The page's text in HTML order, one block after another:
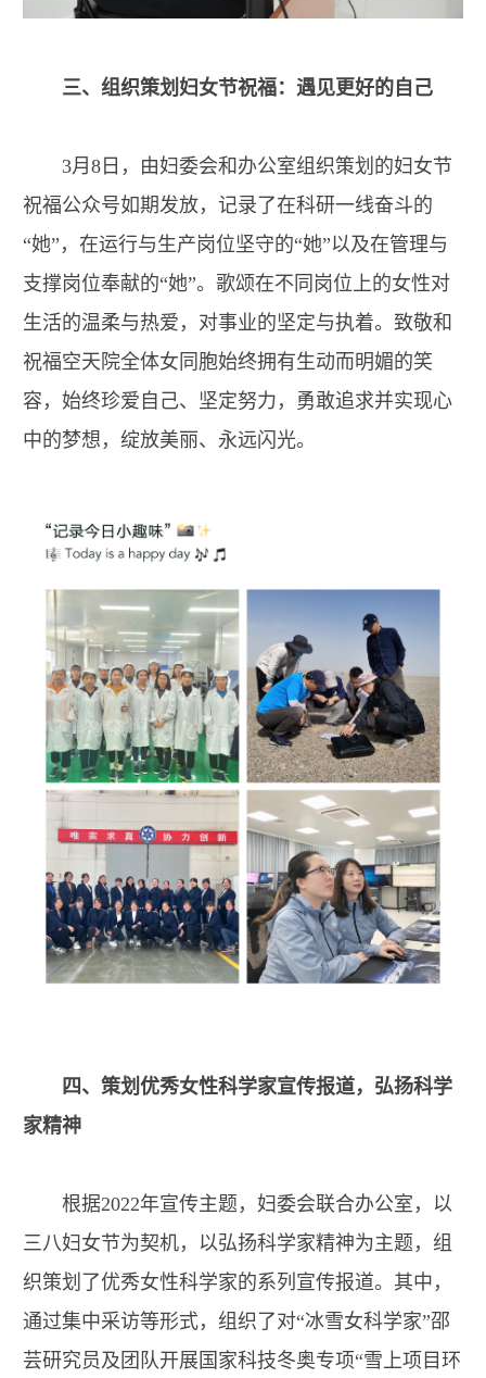
三、组织策划妇女节祝福：遇见更好的自己
3月8日，由妇委会和办公室组织策划的妇女节
祝福公众号如期发放，记录了在科研一线奋斗的
“她”，在运行与生产岗位坚守的“她”以及在管理与
支撑岗位奉献的“她”。歌颂在不同岗位上的女性对
生活的温柔与热爱，对事业的坚定与执着。致敬和
祝福空天院全体女同胞始终拥有生动而明媚的笑
容，始终珍爱自己、坚定努力，勇敢追求并实现心
中的梦想，绽放美丽、永远闪光。
四、策划优秀女性科学家宣传报道，弘扬科学
家精神
根据2022年宣传主题，妇委会联合办公室，以
三八妇女节为契机，以弘扬科学家精神为主题，组
织策划了优秀女性科学家的系列宣传报道。其中，
通过集中采访等形式，组织了对“冰雪女科学家”邵
芸研究员及团队开展国家科技冬奥专项“雪上项目环